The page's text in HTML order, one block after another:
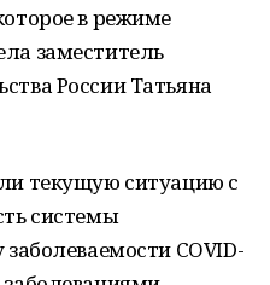
в режиме
заместитель
России Татьяна
текущую ситуацию с
системы
COVID-